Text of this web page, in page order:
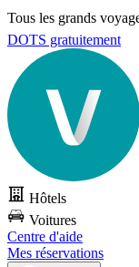
Tous les grands
DOTS gratuitement
Hôtels
Voitures
Centre d'aide
Mes réservations